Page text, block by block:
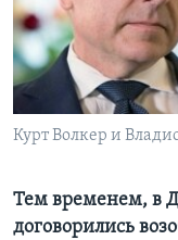
Learning English
СОЦИАЛЬНЫЕ СЕТИ
Языки
Курт Волкер и
Тем временем, в
договорились